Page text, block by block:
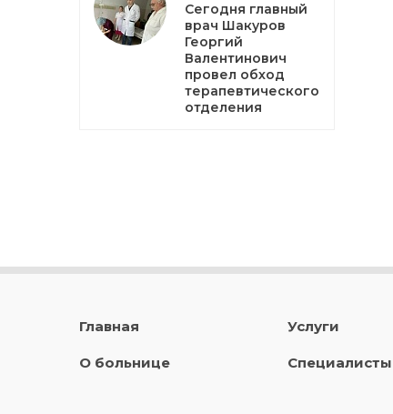
Сегодня главный
врач Шакуров
Георгий
Валентинович
провел обход
терапевтического
отделения
Главная
О больнице
Услуги
Специалисты